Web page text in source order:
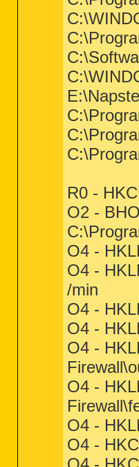
R0 -
O2 -
O4 -
O4 -
/min
O4 -
O4 -
O4 -
O4 -
O4 -
O4 -